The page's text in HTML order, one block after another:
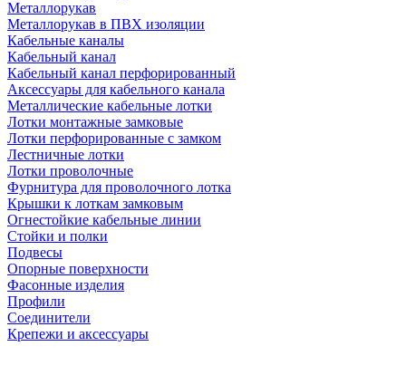
Металлорукав
Металлорукав в ПВХ изоляции
Кабельные каналы
Кабельный канал
Кабельный канал перфорированный
Аксессуары для кабельного канала
Металлические кабельные лотки
Лотки монтажные замковые
Лотки перфорированные с замком
Лестничные лотки
Лотки проволочные
Фурнитура для проволочного лотка
Крышки к лоткам замковым
Огнестойкие кабельные линии
Стойки и полки
Подвесы
Опорные поверхности
Фасонные изделия
Профили
Соединители
Крепежи и аксессуары